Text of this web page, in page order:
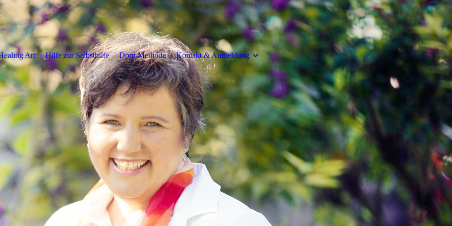
Art Hilfe zur Selbsthilfe Dorn Methode Kontakt & Anmeldung